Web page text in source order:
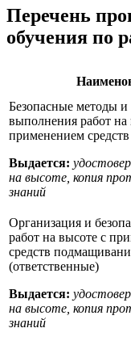
Перечень
обучения по
Безопасные методы
выполнения работ на
применением
Выдается:
на высоте, копия
знаний
Организация и
работ на высоте с
средств
(ответственные)
Выдается:
на высоте, копия
знаний